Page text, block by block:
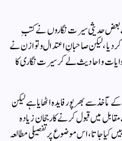
بعض حدیثی سیرت نگاروں نے کتبِ
کردیا، لیکن صاحبانِ اعتدال و توازن نے
و احادیث لے کر سیرت نگاری کا
سے بھرپور فایدہ اٹھایا ہے لیکن
میں قبول کرنے کا رجحان زیادہ
کیا جاتا، اس موضوع پر تفصیلی مطالعہ